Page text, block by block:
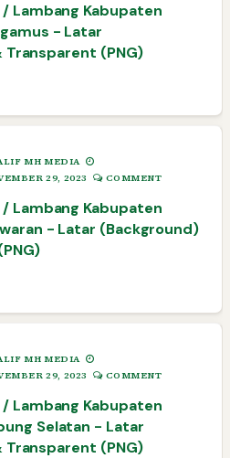
/ Lambang Kabupaten
- Latar
(PNG)
MH MEDIA
29, 2023
COMMENT
/ Lambang Kabupaten
- Latar (Background)
MH MEDIA
29, 2023
COMMENT
/ Lambang Kabupaten
Selatan - Latar
(PNG)